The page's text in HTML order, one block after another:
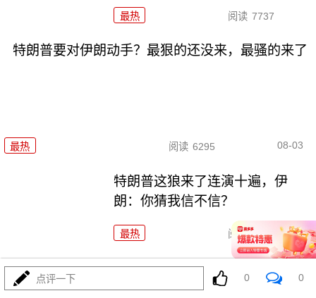
最热 阅读 7737
特朗普要对伊朗动手？最狠的还没来，最骚的来了
最热 阅读 6295 08-03
特朗普这狼来了连演十遍，伊
朗：你猜我信不信？
最热 阅读 5540
政治自杀！菲律宾防长，你这是
在给菲律宾掘墓！
点评一下 0 0